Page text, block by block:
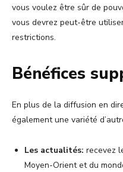
vous voulez être sûr de
vous devrez peut-être
restrictions.
Bénéfices
En plus de la diffusion en
également une variété
Les actualités: recevez
Moyen-Orient et du